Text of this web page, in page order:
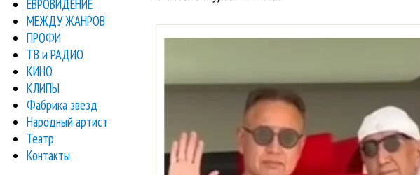
ЕВРОВИДЕНИЕ
МЕЖДУ ЖАНРОВ
ПРОФИ
ТВ и РАДИО
КИНО
КЛИПЫ
Фабрика звезд
Народный артист
Театр
Контакты